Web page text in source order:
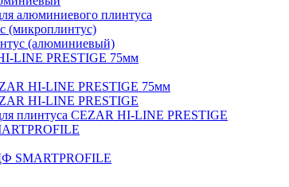
алюминиевого плинтуса
(микроплинтус)
(алюминиевый)
LINE PRESTIGE 75мм
HI-LINE PRESTIGE 75мм
HI-LINE PRESTIGE
плинтуса CEZAR HI-LINE PRESTIGE
SMARTPROFILE